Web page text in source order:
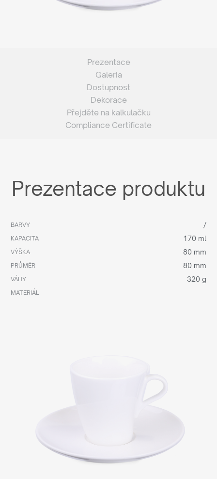
Prezentace
Galeria
Dostupnost
Dekorace
Přejděte na kalkulačku
Compliance Certificate
Prezentace produktu
BARVY /
KAPACITA 170 ml
VÝŠKA 80 mm
PRŮMĚR 80 mm
VÁHY 320 g
MATERIÁL